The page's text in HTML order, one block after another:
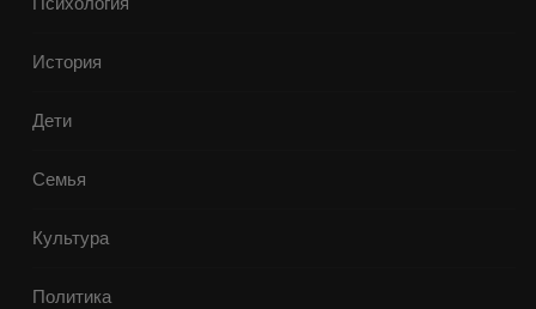
История
Дети
Семья
Культура
Политика